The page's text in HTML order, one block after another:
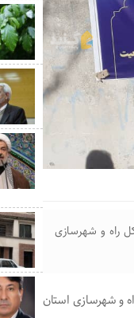
ملک، مدیرکل راه و شهرسازی
ملک، مدیرکل راه و شهرسازی استان